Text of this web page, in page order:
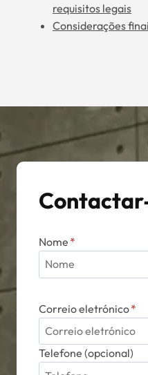
requisitos legais
Considerações
Nome *
Correio eletrónico*
Telefone (opcional)